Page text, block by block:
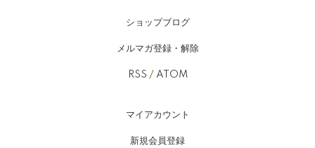
ショップブログ
メルマガ登録・解除
RSS / ATOM
マイアカウント
新規会員登録